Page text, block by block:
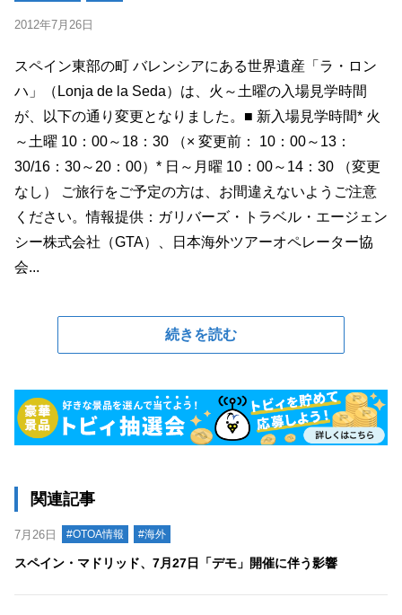
2012年7月26日
スペイン東部の町 バレンシアにある世界遺産「ラ・ロン
ハ」（Lonja de la Seda）は、火～土曜の入場見学時間
が、以下の通り変更となりました。■ 新入場見学時間* 火
～土曜 10：00～18：30 （× 変更前： 10：00～13：
30/16：30～20：00）* 日～月曜 10：00～14：30 （変更
なし） ご旅行をご予定の方は、お間違えないようご注意
ください。情報提供：ガリバーズ・トラベル・エージェン
シー株式会社（GTA）、日本海外ツアーオペレーター協
会...
続きを読む
関連記事
7月26日 #OTOA情報 #海外
スペイン・マドリッド、7月27日「デモ」開催に伴う影響